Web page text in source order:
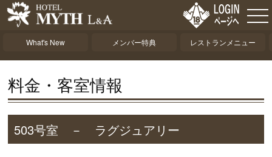
What's New メンバー特典 レストランメニュー
料金・客室情報
503号室 － ラグジュアリー